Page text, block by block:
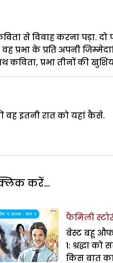
से विवाह करना पड़ा. दो
प्रभा के प्रति अपनी
प्रभा तीनों की
इतनी रात को यहां कैसे.
करें...
फैमिली
बेस्ट बहू
1: श्रद्धा
किस बात